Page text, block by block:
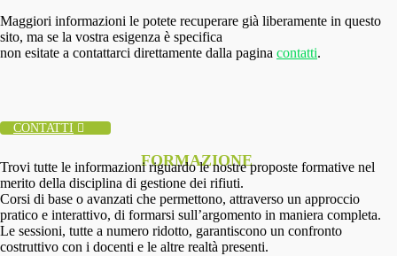
Maggiori informazioni le potete recuperare già liberamente in questo
sito, ma se la vostra esigenza è specifica
non esitate a contattarci direttamente dalla pagina contatti.
CONTATTI
FORMAZIONE
Trovi tutte le informazioni riguardo le nostre proposte formative nel
merito della disciplina di gestione dei rifiuti.
Corsi di base o avanzati che permettono, attraverso un approccio
pratico e interattivo, di formarsi sull’argomento in maniera completa.
Le sessioni, tutte a numero ridotto, garantiscono un confronto
costruttivo con i docenti e le altre realtà presenti.